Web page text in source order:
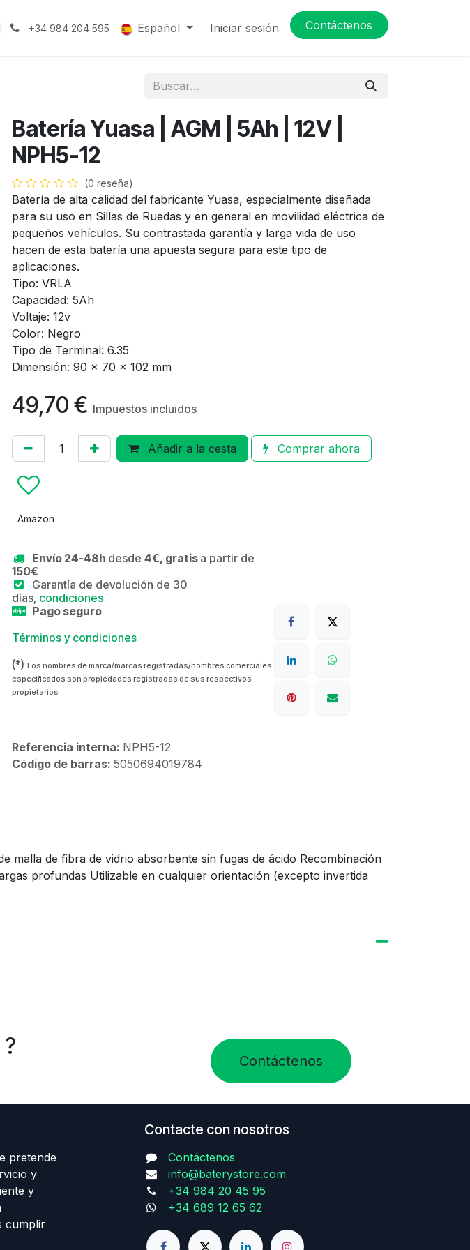
+34 984 204 595 Español Iniciar sesión Contáctenos
Batería Yuasa | AGM | 5Ah | 12V |
NPH5-12
(0 reseña)
Batería de alta calidad del fabricante Yuasa, especialmente diseñada
para su uso en Sillas de Ruedas y en general en movilidad eléctrica de
pequeños vehículos. Su contrastada garantía y larga vida de uso
hacen de esta batería una apuesta segura para este tipo de
aplicaciones.
Tipo: VRLA
Capacidad: 5Ah
Voltaje: 12v
Color: Negro
Tipo de Terminal: 6.35
Dimensión: 90 x 70 x 102 mm
49,70 € Impuestos incluidos
Añadir a la cesta Comprar ahora
Amazon
Envío 24-48h desde 4€, gratis a partir de
150€
Garantía de devolución de 30
días, condiciones
Pago seguro
Términos y condiciones
(*) Los nombres de marca/marcas registradas/nombres comerciales
especificados son propiedades registradas de sus respectivos
propietarios
Referencia interna: NPH5-12
Código de barras: 5050694019784
de fibra de vidrio absorbente sin fugas de ácido Recombinación
profundas Utilizable en cualquier orientación (excepto invertida
Contáctenos
pretende
y
y
cumplir
Contacte con nosotros
Contáctenos
info@baterystore.com
+34 984 20 45 95
+34 689 12 65 62